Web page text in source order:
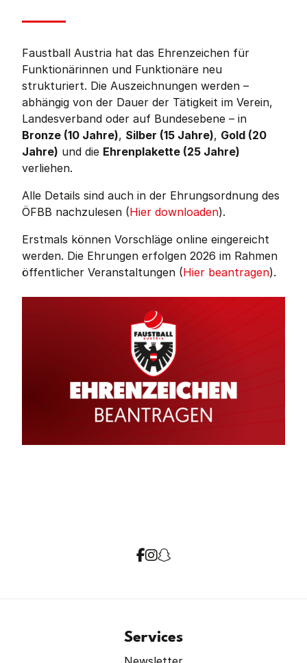
Faustball Austria hat das Ehrenzeichen für
Funktionärinnen und Funktionäre neu
strukturiert. Die Auszeichnungen werden –
abhängig von der Dauer der Tätigkeit im Verein,
Landesverband oder auf Bundesebene – in
Bronze (10 Jahre), Silber (15 Jahre), Gold (20
Jahre) und die Ehrenplakette (25 Jahre)
verliehen.
Alle Details sind auch in der Ehrungsordnung des
ÖFBB nachzulesen (Hier downloaden).
Erstmals können Vorschläge online eingereicht
werden. Die Ehrungen erfolgen 2026 im Rahmen
öffentlicher Veranstaltungen (Hier beantragen).
Services